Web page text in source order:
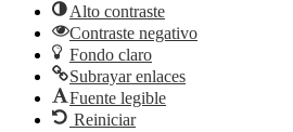
Alto contraste
Contraste negativo
Fondo claro
Subrayar enlaces
Fuente legible
Reiniciar